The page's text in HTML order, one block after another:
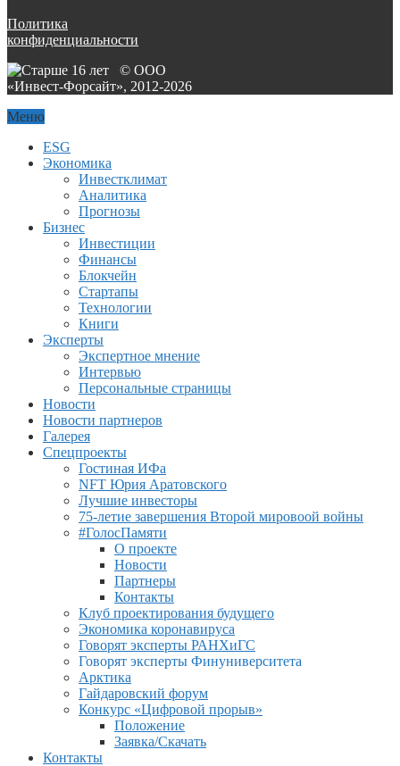
Политика
конфиденциальности
© ООО
«Инвест-Форсайт», 2012-2026
Меню
ESG
Экономика
Инвестклимат
Аналитика
Прогнозы
Бизнес
Инвестиции
Финансы
Блокчейн
Стартапы
Технологии
Книги
Эксперты
Экспертное мнение
Интервью
Персональные страницы
Новости
Новости партнеров
Галерея
Спецпроекты
Гостиная ИФа
NFT Юрия Аратовского
Лучшие инвесторы
75-летие завершения Второй мировоой войны
#ГолосПамяти
О проекте
Новости
Партнеры
Контакты
Клуб проектирования будущего
Экономика коронавируса
Говорят эксперты РАНХиГС
Говорят эксперты Финуниверситета
Арктика
Гайдаровский форум
Конкурс «Цифровой прорыв»
Положение
Заявка/Скачать
Контакты